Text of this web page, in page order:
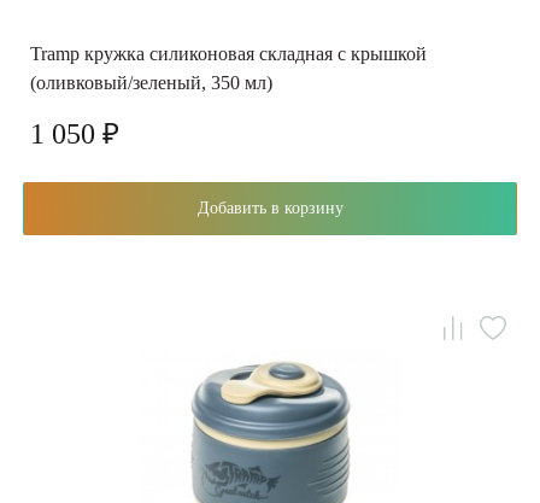
Tramp кружка силиконовая складная с крышкой
(оливковый/зеленый, 350 мл)
1 050 ₽
Добавить в корзину